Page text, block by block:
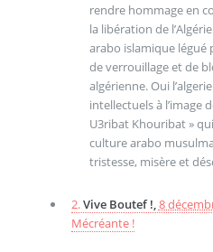
rendre hommage en
la libération de
arabo islamique légué
de verrouillage et de
algérienne. Oui
intellectuels à l’image
U3ribat Khouribat »
culture arabo
tristesse, misère et
2.Vive Boutef !,8
Mécréante !